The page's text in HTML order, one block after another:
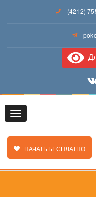
(4212)
Toggle
ЗАКАЗАТЬ ЗВОНОК
НАЧАТЬ БЕСПЛАТНО